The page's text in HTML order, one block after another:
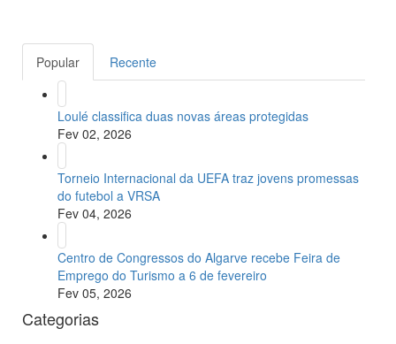
Popular Recente
Loulé classifica duas novas áreas protegidas
Fev 02, 2026
Torneio Internacional da UEFA traz jovens promessas
do futebol a VRSA
Fev 04, 2026
Centro de Congressos do Algarve recebe Feira de
Emprego do Turismo a 6 de fevereiro
Fev 05, 2026
Categorias